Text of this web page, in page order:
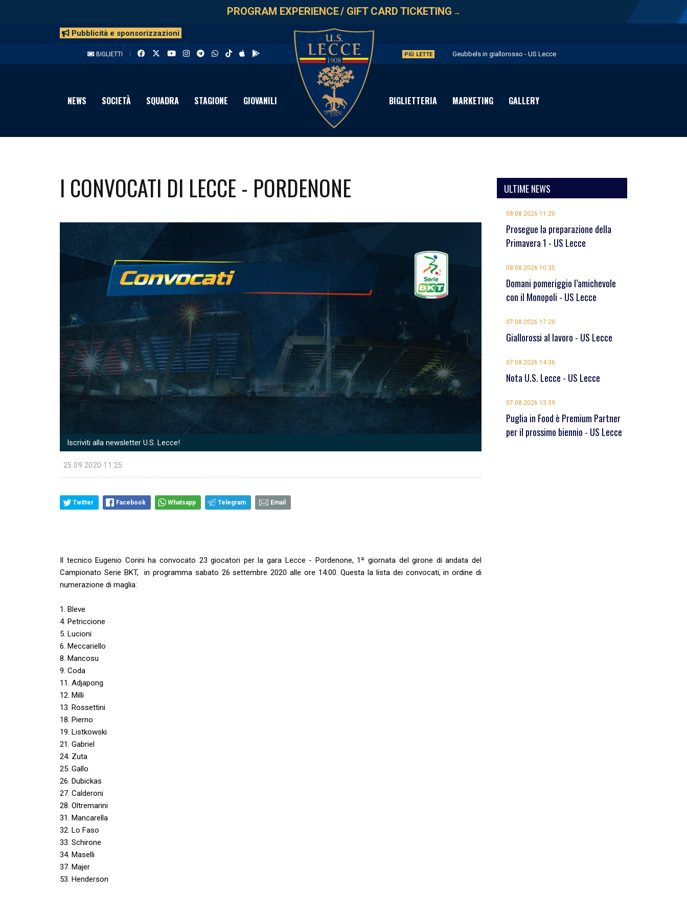
PROGRAM EXPERIENCE/ GIFT CARD TICKETING →
Pubblicità e sponsorizzazioni
BIGLIETTI PIÙ LETTE Geubbels in giallorosso - US Lecce
Aratravel è Premium Partner per la stagione 2026/27 - US Lecce
Primavera 1: Flies in giallorosso - US Lecce
NEWS SOCIETÀ SQUADRA STAGIONE GIOVANILI BIGLIETTERIA MARKETING GALLERY
I CONVOCATI DI LECCE - PORDENONE
Iscriviti alla newsletter U.S. Lecce!
25.09.2020 11:25
Twitter Facebook Whatsapp Telegram Email
Il tecnico Eugenio Corini ha convocato 23 giocatori per la gara Lecce - Pordenone, 1ª giornata del girone di andata del
Campionato Serie BKT, in programma sabato 26 settembre 2020 alle ore 14:00. Questa la lista dei convocati, in ordine di
numerazione di maglia:
1. Bleve
4. Petriccione
5. Lucioni
6. Meccariello
8. Mancosu
9. Coda
11. Adjapong
12. Milli
13. Rossettini
18. Pierno
19. Listkowski
21. Gabriel
24. Zuta
25. Gallo
26. Dubickas
27. Calderoni
28. Oltremarini
31. Mancarella
32. Lo Faso
33. Schirone
34. Maselli
37. Majer
53. Henderson
ULTIME NEWS
08.08.2026 11:20
Prosegue la preparazione della
Primavera 1 - US Lecce
08.08.2026 10:35
Domani pomeriggio l’amichevole
con il Monopoli - US Lecce
07.08.2026 17:20
Giallorossi al lavoro - US Lecce
07.08.2026 14:36
Nota U.S. Lecce - US Lecce
07.08.2026 13:39
Puglia in Food è Premium Partner
per il prossimo biennio - US Lecce